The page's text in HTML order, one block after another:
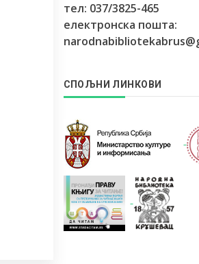
тел: 037/3825-465
електронска пошта:
СПОЉНИ ЛИНКОВИ